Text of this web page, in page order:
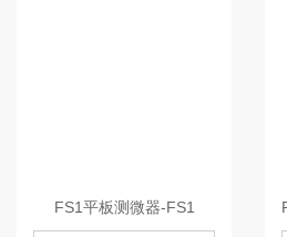
FS1平板测微器-FS1